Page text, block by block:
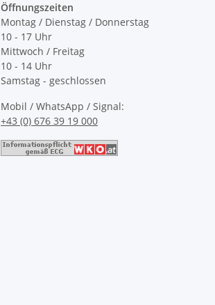
Öffnungszeiten
Montag / Dienstag / Donnerstag
10 - 17 Uhr
Mittwoch / Freitag
10 - 14 Uhr
Samstag - geschlossen
Mobil / WhatsApp / Signal:
+43 (0) 676 39 19 000